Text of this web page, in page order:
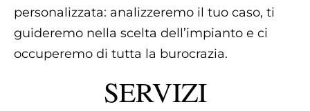
personalizzata: analizzeremo il tuo caso, ti
guideremo nella scelta dell’impianto e ci
occuperemo di tutta la burocrazia.
SERVIZI